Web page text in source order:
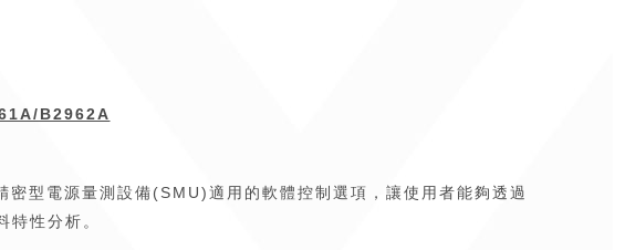
B2962A
電源量測設備(SMU)適用的軟體控制選項，讓使用者能夠透過
性分析。